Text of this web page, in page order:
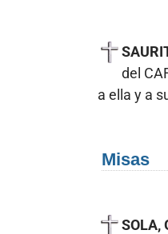
del
a ella y a
Misas
SOLA,